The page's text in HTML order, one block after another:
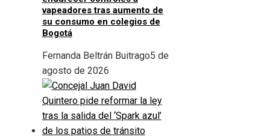
vapeadores tras aumento de
su consumo en colegios de
Bogotá
Fernanda Beltrán Buitrago5 de
agosto de 2026